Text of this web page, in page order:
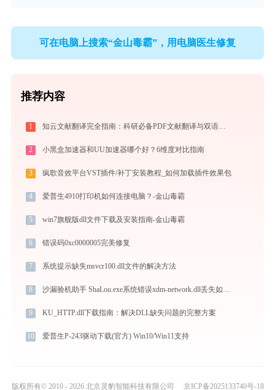
可在电脑上搜索“金山毒霸”，用电脑医生修复
推荐内容
1 知云文献翻译完全指南：科研必备PDF文献翻译与双语对照阅读效率工具（2026最新）
2 小黑盒加速器和UU加速器哪个好？6维度对比指南
3 疯歌音效平台VST插件/补丁安装教程_如何加载插件效果包
4 爱普生4910打印机如何连接电脑？-金山毒霸
5 win7旗舰版dll文件下载及安装指南-金山毒霸
6 错误码0xc0000005完美修复
7 系统提示缺失msvcr100.dll文件的解决方法
8 沙漏验机助手 ShaLou.exe系统错误xdm-network.dll丢失如何解决
9 KU_HTTP.dll下载指南：解决DLL缺失问题的完整方案
10 爱普生P-243驱动下载(官方) Win10/Win11支持
版权所有© 2010 - 2026 北京灵豹智能科技有限公司 京ICP备2025133740号-18